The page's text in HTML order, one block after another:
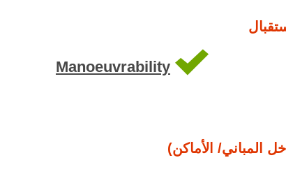
Manoeuvrability
المباني/ الأماكن)